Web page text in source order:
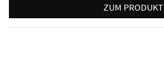
ZUM PRODUKT